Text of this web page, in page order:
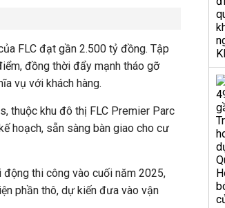
FLC đạt gần 2.500 tỷ đồng. Tập
đồng thời đẩy mạnh tháo gỡ
vụ với khách hàng.
thuộc khu đô thị FLC Premier Parc
hoạch, sẵn sàng bàn giao cho cư
động thi công vào cuối năm 2025,
phần thô, dự kiến đưa vào vận